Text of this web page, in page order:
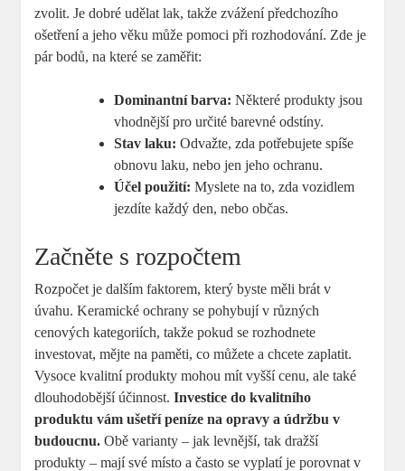
zvolit. Je dobré udělat lak, takže zvážení předchozího
ošetření a jeho věku může pomoci při rozhodování. Zde je
pár bodů, na které se zaměřit:
Dominantní barva: Některé produkty jsou
vhodnější pro určité barevné odstíny.
Stav laku: Odvažte, zda potřebujete spíše
obnovu laku, nebo jen jeho ochranu.
Účel použití: Myslete na to, zda vozidlem
jezdíte každý den, nebo občas.
Začněte s rozpočtem
Rozpočet je dalším faktorem, který byste měli brát v
úvahu. Keramické ochrany se pohybují v různých
cenových kategoriích, takže pokud se rozhodnete
investovat, mějte na paměti, co můžete a chcete zaplatit.
Vysoce kvalitní produkty mohou mít vyšší cenu, ale také
dlouhodobější účinnost.Investice do kvalitního
produktu vám ušetří peníze na opravy a údržbu v
budoucnu. Obě varianty – jak levnější, tak dražší
produkty – mají své místo a často se vyplatí je porovnat v